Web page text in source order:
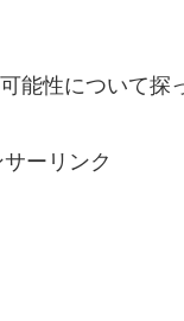
能性について探
ーリンク